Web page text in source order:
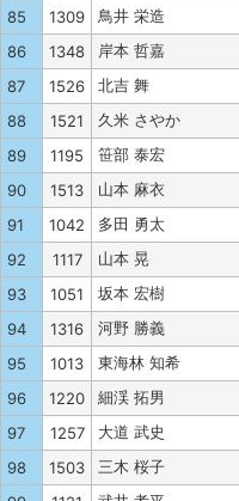
85
1309 鳥井 栄造
86
1348 岸本 哲嘉
87
1526 北吉 舞
88
1521 久米 さやか
89
1195 笹部 泰宏
90
1513 山本 麻衣
91
1042 多田 勇太
92
1117 山本 晃
93
1051 坂本 宏樹
94
1316 河野 勝義
95
1013 東海林 知希
96
1220 細渓 拓男
97
1257 大道 武史
98
1503 三木 桜子